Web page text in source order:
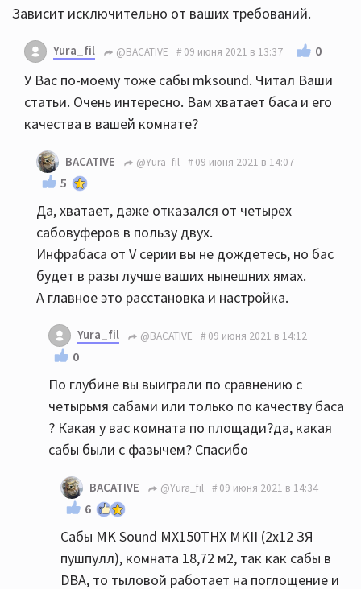
Зависит исключительно от ваших требований.
Yura_fil @BACATIVE 09 июня 2021 в 13:37 0
У Вас по-моему тоже сабы mksound. Читал Ваши
статьи. Очень интересно. Вам хватает баса и его
качества в вашей комнате?
BACATIVE @Yura_fil 09 июня 2021 в 14:07
5
Да, хватает, даже отказался от четырех
сабовуферов в пользу двух.
Инфрабаса от V серии вы не дождетесь, но бас
будет в разы лучше ваших нынешних ямах.
А главное это расстановка и настройка.
Yura_fil @BACATIVE 09 июня 2021 в 14:12
0
По глубине вы выиграли по сравнению с
четырьмя сабами или только по качеству баса
? Какая у вас комната по площади?да, какая
сабы были с фазычем? Спасибо
BACATIVE @Yura_fil 09 июня 2021 в 14:34
6
Сабы MK Sound MX150THX MKII (2х12 ЗЯ
пушпулл), комната 18,72 м2, так как сабы в
DBA, то тыловой работает на поглощение и